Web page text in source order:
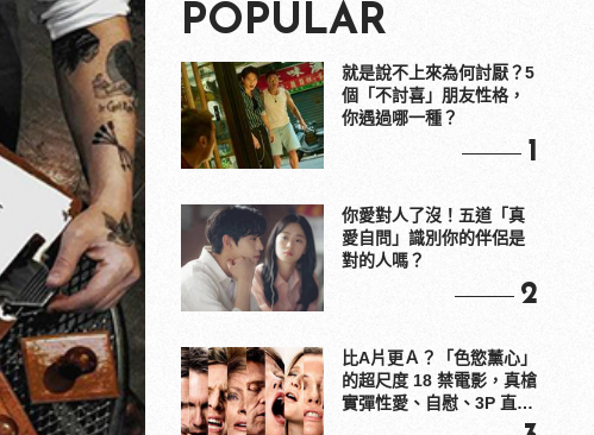
POPULAR
就是說不上來為何討厭？5
個「不討喜」朋友性格，
你遇過哪一種？
1
你愛對人了沒！五道「真
愛自問」識別你的伴侶是
對的人嗎？
2
比A片更Ａ？「色慾薰心」
的超尺度 18 禁電影，真槍
實彈性愛、自慰、3P 直接